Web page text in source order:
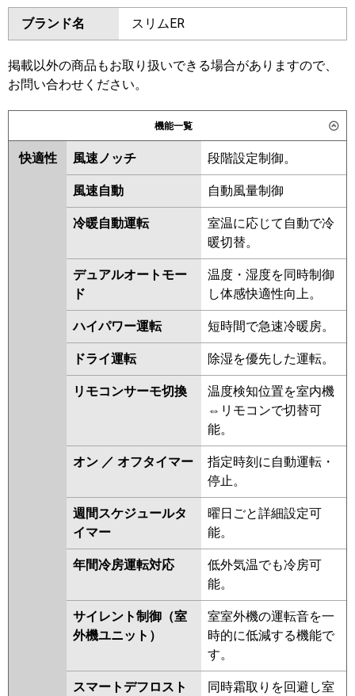
三菱電機 PEZ-ERMP63D6
日立 RPI-GP63RSHC12
RPI-
GP63RSH12
三菱重工 FDUV636H6S
パナソニック PA-P63FE7HNC PA-P63FE7HC
ダイキン SZRM63BYT SZRMM63BYT
SZRM63BJT
SZRJM63BJT SZRJMM63BJT
SZRJM63BFT SZRJMM63BFT
SZRM63BFT
RDSA06334MUB
RDSA06333MU ADEA06337M
RDSA06333M
三菱電機 PEZ-ERMP63D5 PEZ-ERMP63D4
PEZ-ERMP63D3 PEZ-ERMP63D2
PEZ-ERMP63DY PEZ-ERMP63DV
PEZ-ERMP63DR
RPI-GP63RSHC11 RPI-
GP63RSH11 RPI-GP63RSHC9
RPI-GP63RSH9 RPI-GP63RSHC8
RPI-GP63RSH8 RPI-GP63RSHC7
RPI-GP63RSH7
RPI-GP63RSHC6
RPI-GP63RSH6 RPI-GP63RSHC5
RPI-GP63RSH5 RPI-GP63RSHC4
RPI-GP63RSH4
RPI-GP63RSH3
FDUV635HA5SA
FDUV635H5S
パナソニック PA-P63FE7HB
PA-P63FE7HN PA-P63FE7H PA-
P63FE6HB
PA-P63FE6HNB PA-
PA-P63FE6HN
ブランド名 スリムER
掲載以外の商品もお取り扱いできる場合がありますので、
お問い合わせください。
機能一覧
快適性 風速ノッチ 段階設定制御。
風速自動 自動風量制御
冷暖自動運転
室温に応じて自動で冷
暖切替。
デュアルオートモー
ド
温度・湿度を同時制御
し体感快適性向上。
ハイパワー運転 短時間で急速冷暖房。
ドライ運転 除湿を優先した運転。
リモコンサーモ切換
温度検知位置を室内機
⇔リモコンで切替可
能。
オン ／ オフタイマー
指定時刻に自動運転・
停止。
週間スケジュールタ
イマー
曜日ごと詳細設定可
能。
年間冷房運転対応
低外気温でも冷房可
能。
サイレント制御（室
外機ユニット）
室室外機の運転音を一
時的に低減する機能で
す。
スマートデフロスト
同時霜取りを回避し室